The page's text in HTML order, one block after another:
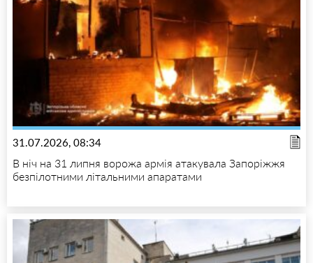
31.07.2026, 08:34
В ніч на 31 липня ворожа армія атакувала Запоріжжя
безпілотними літальними апаратами